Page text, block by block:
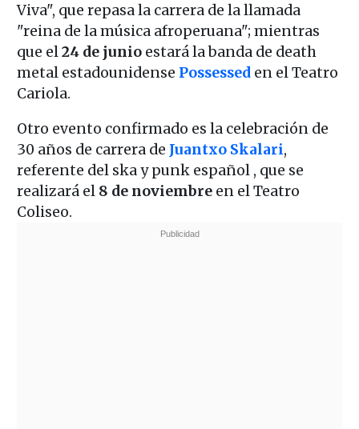
Viva", que repasa la carrera de la llamada
"reina de la música afroperuana"; mientras
que el24 de junioestará la banda de death
metal estadounidense Possesseden el Teatro
Cariola.
Otro evento confirmado es la celebración de
30 años de carrera de Juantxo Skalari,
referente del ska y punk español , que se
realizará el 8 de noviembreen el Teatro
Coliseo.